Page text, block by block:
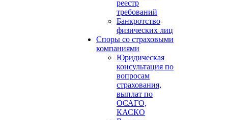
реестр
требований
Банкротство
физических лиц
Споры со страховыми
компаниями
Юридическая
консультация по
вопросам
страхования,
выплат по
ОСАГО,
КАСКО